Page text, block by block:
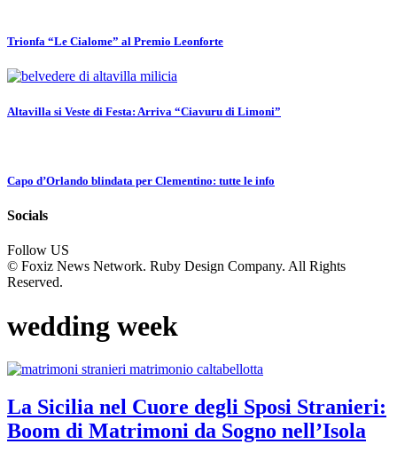
Trionfa “Le Cialome” al Premio Leonforte
Altavilla si Veste di Festa: Arriva “Ciavuru di Limoni”
Capo d’Orlando blindata per Clementino: tutte le info
Socials
Follow US
© Foxiz News Network. Ruby Design Company. All Rights
Reserved.
wedding week
La Sicilia nel Cuore degli Sposi Stranieri:
Boom di Matrimoni da Sogno nell’Isola